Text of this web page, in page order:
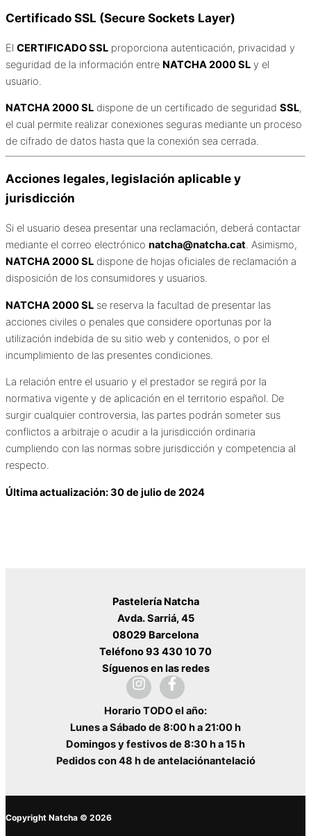
Certificado SSL (Secure Sockets Layer)
El CERTIFICADO SSL proporciona autenticación, privacidad y
seguridad de la información entre NATCHA 2000 SL y el
usuario.
NATCHA 2000 SL dispone de un certificado de seguridad SSL,
el cual permite realizar conexiones seguras mediante un proceso
de cifrado de datos hasta que la conexión sea cerrada.
Acciones legales, legislación aplicable y
jurisdicción
Si el usuario desea presentar una reclamación, deberá contactar
mediante el correo electrónico natcha@natcha.cat. Asimismo,
NATCHA 2000 SL dispone de hojas oficiales de reclamación a
disposición de los consumidores y usuarios.
NATCHA 2000 SL se reserva la facultad de presentar las
acciones civiles o penales que considere oportunas por la
utilización indebida de su sitio web y contenidos, o por el
incumplimiento de las presentes condiciones.
La relación entre el usuario y el prestador se regirá por la
normativa vigente y de aplicación en el territorio español. De
surgir cualquier controversia, las partes podrán someter sus
conflictos a arbitraje o acudir a la jurisdicción ordinaria
cumpliendo con las normas sobre jurisdicción y competencia al
respecto.
Última actualización: 30 de julio de 2024
Pastelería Natcha
Avda. Sarriá, 45
08029 Barcelona
Teléfono 93 430 10 70
Síguenos en las redes
Horario TODO el año:
Lunes a Sábado de 8:00 h a 21:00 h
Domingos y festivos de 8:30 h a 15 h
Pedidos con 48 h de antelaciónantelació
Copyright Natcha © 2026